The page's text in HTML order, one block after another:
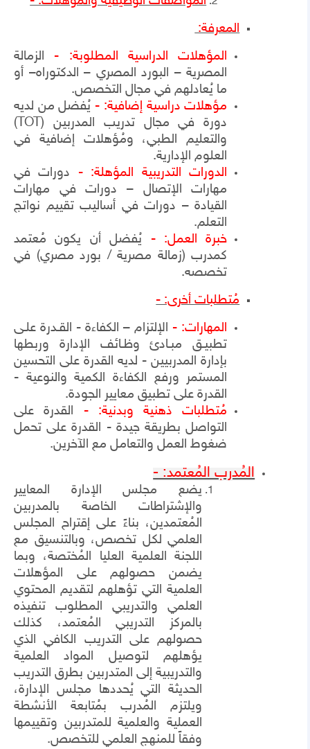
المعرفة:
المؤهلات الدراسية المطلوبة: - الزمالة
المصرية – البورد المصري – الدكتوراه– أو
ما يُعادلهم في مجال التخصص.
مؤهلات دراسية إضافية: - يُفضل من لديه
دورة في مجال تدريب المدربين ( TOT
)
والتعليم الطبي، ومُؤهلات إضافية في
العلوم الإدارية.
الدورات التدريبية المؤهلة: - دورات في
مهارات الإتصال – دورات في مهارات
القيادة – دورات في أساليب تقييم نواتج
التعلم.
خبرة العمل: - يُفضل أن يكون مُعتمد
كمدرب (زمالة مصرية / بورد مصري) في
تخصصه.
مُتطلبات أخرى: -
المهارات: - الإلتزام – الكفاءة - القـدرة علـى
تطبيـق مبـادئ وظـائف الإدارة وربطها
بإدارة المدربيين - لديه القدرة على التحسين
المستمر ورفع الكفاءة الكمية والنوعية -
القدرة على تطبيق معايير الجودة.
مُتطلبات ذهنية وبدنية: - القدرة على
التواصل بطريقة جيدة - القدرة على تحمل
ضغوط العمل والتعامل مع الآخرين.
المُدرب المُعتمد: -
يضع مجلس الإدارة المعايير
والإشتراطات الخاصة بالمدربين
المُعتمدين، بناءً على إقتراح المجلس
العلمي لكل تخصص، وبالتنسيق مع
اللجنة العلمية العليا المُختصة، وبما
يضمن حصولهم على المؤهلات
العلمية التي تؤهلهم لتقديم المحتوي
العلمي والتدريبي المطلوب تنفيذه
بالمركز التدريبي المُعتمد، كذلك
حصولهم على التدريب الكافي الذي
يؤهلهم لتوصيل المواد العلمية
والتدريبية إلى المتدربين بطرق التدريب
الحديثة التي يُحددها مجلس الإدارة،
ويلتزم المُدرب بمُتابعة الأنشطة
العملية والعلمية للمتدربين وتقييمها
وفقاً للمنهج العلمي للتخصص.